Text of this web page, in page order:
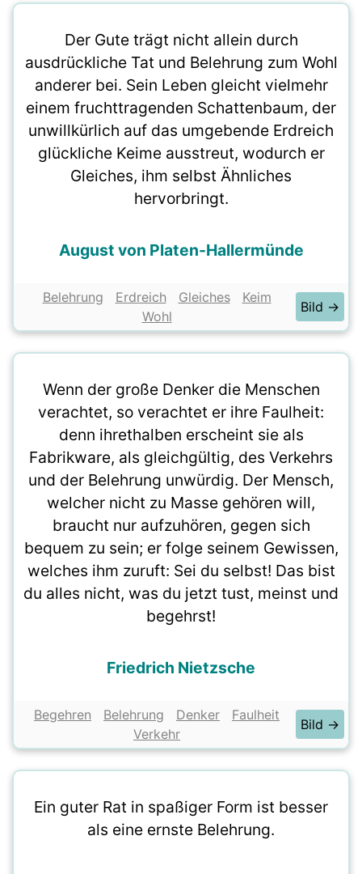
Der Gute trägt nicht allein durch
ausdrückliche Tat und Belehrung zum Wohl
anderer bei. Sein Leben gleicht vielmehr
einem fruchttragenden Schattenbaum, der
unwillkürlich auf das umgebende Erdreich
glückliche Keime ausstreut, wodurch er
Gleiches, ihm selbst Ähnliches
hervorbringt.
August von Platen-Hallermünde
Belehrung Erdreich Gleiches
Keim
Wohl
Bild →
Wenn der große Denker die Menschen
verachtet, so verachtet er ihre Faulheit:
denn ihrethalben erscheint sie als
Fabrikware, als gleichgültig, des Verkehrs
und der Belehrung unwürdig. Der Mensch,
welcher nicht zu Masse gehören will,
braucht nur aufzuhören, gegen sich
bequem zu sein; er folge seinem Gewissen,
welches ihm zuruft: Sei du selbst! Das bist
du alles nicht, was du jetzt tust, meinst und
begehrst!
Friedrich Nietzsche
Begehren Belehrung Denker
Faulheit
Verkehr
Bild →
Ein guter Rat in spaßiger Form ist besser
als eine ernste Belehrung.